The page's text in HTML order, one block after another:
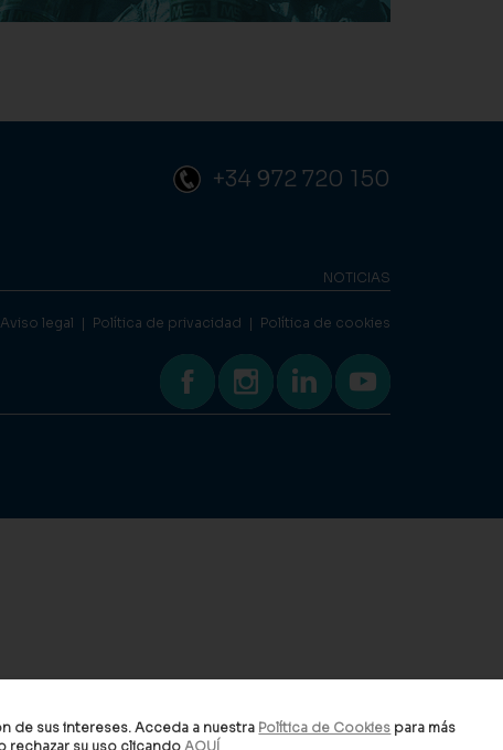
+34 972 720 150
NOTICIAS
Aviso legal | Política de privacidad | Política de cookies
de sus intereses. Acceda a nuestra Política de Cookies para más
rechazar su uso clicando AQUÍ